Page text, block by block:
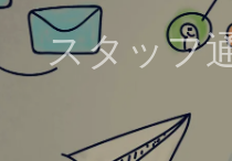
スタッフ